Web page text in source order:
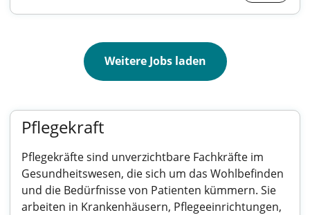
Weitere Jobs laden
Pflegekraft
Pflegekräfte sind unverzichtbare Fachkräfte im
Gesundheitswesen, die sich um das Wohlbefinden
und die Bedürfnisse von Patienten kümmern. Sie
arbeiten in Krankenhäusern, Pflegeeinrichtungen,